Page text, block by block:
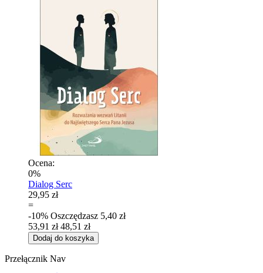
Ocena:
0%
Dialog Serc
29,95 zł
=
-10% Oszczędzasz 5,40 zł
53,91 zł 48,51 zł
Dodaj do koszyka
Przełącznik Nav